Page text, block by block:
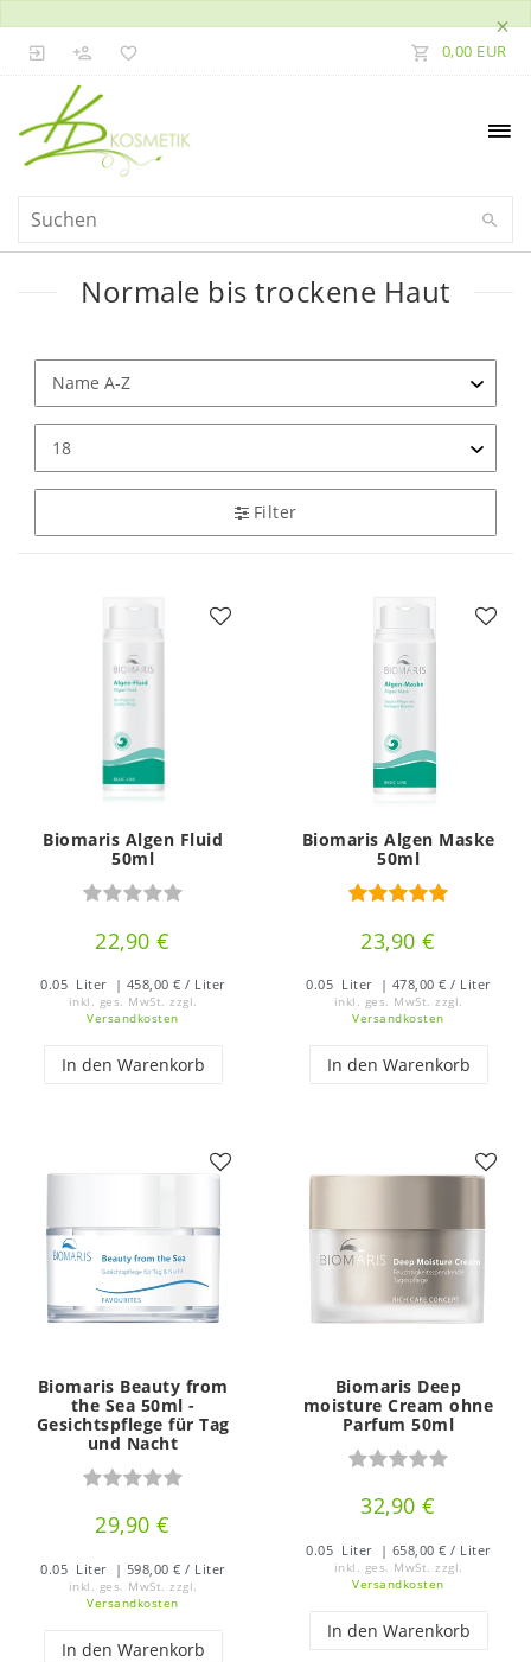
×
0,00 EUR
Normale bis trockene Haut
Filter
Biomaris Algen Fluid
50ml
22,90 €
0.05 Liter | 458,00 € / Liter
inkl. ges. MwSt. zzgl.
Versandkosten
In den Warenkorb
Biomaris Algen Maske
50ml
23,90 €
0.05 Liter | 478,00 € / Liter
inkl. ges. MwSt. zzgl.
Versandkosten
In den Warenkorb
Biomaris Beauty from
the Sea 50ml -
Gesichtspflege für Tag
und Nacht
29,90 €
0.05 Liter | 598,00 € / Liter
inkl. ges. MwSt. zzgl.
Versandkosten
In den Warenkorb
Biomaris Deep
moisture Cream ohne
Parfum 50ml
32,90 €
0.05 Liter | 658,00 € / Liter
inkl. ges. MwSt. zzgl.
Versandkosten
In den Warenkorb